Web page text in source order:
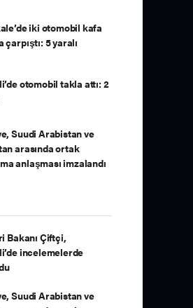
iki otomobil kafa
çarpıştı: 5 yaralı
otomobil takla attı: 2
Suudi Arabistan ve
arasında ortak
anlaşması imzalandı
Bakanı Çiftçi,
incelemelerde
Suudi Arabistan ve